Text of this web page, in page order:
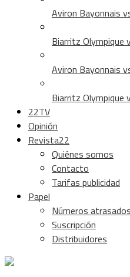
Aviron Bayonnais
Biarritz Olympique
Aviron Bayonnais
Biarritz Olympique
22TV
Opinión
Revista22
Quiénes somos
Contacto
Tarifas publicidad
Papel
Números atrasados
Suscripción
Distribuidores